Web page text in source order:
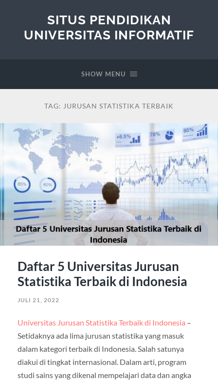
SITUS PENDIDIKAN
UNIVERSITAS INFORMATIF
SHOW MENU
TAG: JURUSAN STATISTIKA TERBAIK
Daftar 5 Universitas Jurusan
Statistika Terbaik di Indonesia
JULI 21, 2022
Universitas Jurusan Statistika Terbaik di Indonesia –
Setidaknya ada lima jurusan statistika yang masuk
dalam kategori terbaik di Indonesia. Salah satunya
diakui di tingkat internasional. Dalam arti, program
studi sains yang dikenal mempelajari data dan angka